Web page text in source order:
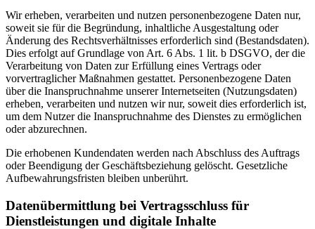
Wir erheben, verarbeiten und nutzen personenbezogene Daten nur,
soweit sie für die Begründung, inhaltliche Ausgestaltung oder
Änderung des Rechtsverhältnisses erforderlich sind (Bestandsdaten).
Dies erfolgt auf Grundlage von Art. 6 Abs. 1 lit. b DSGVO, der die
Verarbeitung von Daten zur Erfüllung eines Vertrags oder
vorvertraglicher Maßnahmen gestattet. Personenbezogene Daten
über die Inanspruchnahme unserer Internetseiten (Nutzungsdaten)
erheben, verarbeiten und nutzen wir nur, soweit dies erforderlich ist,
um dem Nutzer die Inanspruchnahme des Dienstes zu ermöglichen
oder abzurechnen.
Die erhobenen Kundendaten werden nach Abschluss des Auftrags
oder Beendigung der Geschäftsbeziehung gelöscht. Gesetzliche
Aufbewahrungsfristen bleiben unberührt.
Datenübermittlung bei Vertragsschluss für
Dienstleistungen und digitale Inhalte